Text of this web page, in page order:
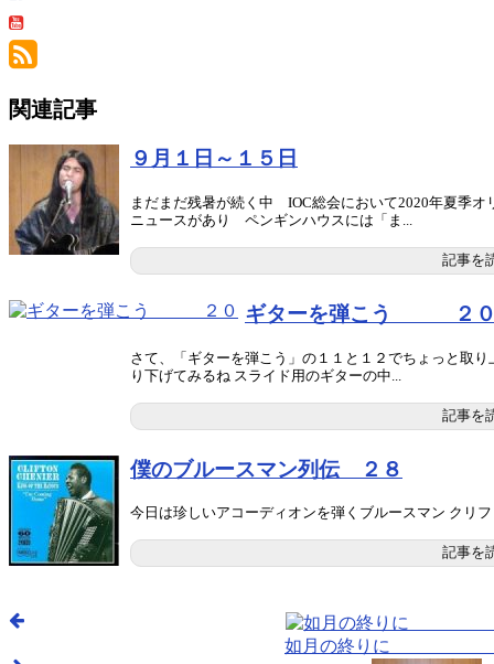
関連記事
９月１日～１５日
まだまだ残暑が続く中 IOC総会において2020年夏季オ
ニュースがあり ペンギンハウスには「ま...
記事を
ギターを弾こう ２
さて、「ギターを弾こう」の１１と１２でちょっと取
り下げてみるね スライド用のギターの中...
記事を
僕のブルースマン列伝 ２８
今日は珍しいアコーディオンを弾くブルースマン クリ
記事を
如月の終りに